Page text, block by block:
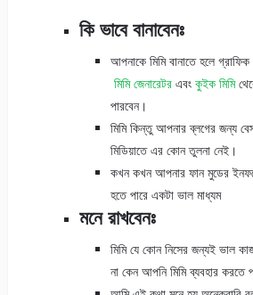
কি ভাবে বানাবেনঃ
আপনাকে মিমি বানাতে হলে
মিমি জেনারেটরএবং কুইক মিমি
পারবেন।
মিমি কিন্তু আপনার ব্লগের জন্য
মিডিয়াতে এর কোন তুলনা নেই।
কখন কখন আপনার ফান মুডের
হতে পারে একটা ভাল মাধ্যম
মনে রাখবেনঃ
মিমি যে কোন নিসের জন্যই ভাল
না কেন আপনি মিমি ব্যবহার করতে